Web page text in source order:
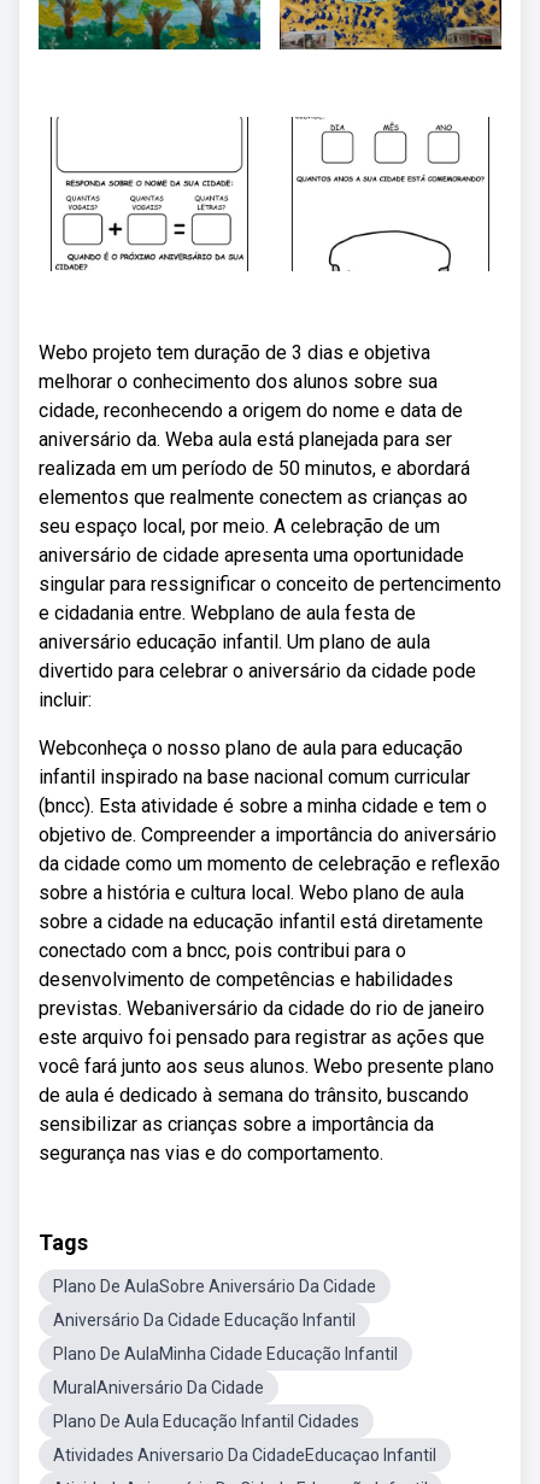
Webo projeto tem duração de 3 dias e objetiva
melhorar o conhecimento dos alunos sobre sua
cidade, reconhecendo a origem do nome e data de
aniversário da. Weba aula está planejada para ser
realizada em um período de 50 minutos, e abordará
elementos que realmente conectem as crianças ao
seu espaço local, por meio. A celebração de um
aniversário de cidade apresenta uma oportunidade
singular para ressignificar o conceito de pertencimento
e cidadania entre. Webplano de aula festa de
aniversário educação infantil. Um plano de aula
divertido para celebrar o aniversário da cidade pode
incluir:
Webconheça o nosso plano de aula para educação
infantil inspirado na base nacional comum curricular
(bncc). Esta atividade é sobre a minha cidade e tem o
objetivo de. Compreender a importância do aniversário
da cidade como um momento de celebração e reflexão
sobre a história e cultura local. Webo plano de aula
sobre a cidade na educação infantil está diretamente
conectado com a bncc, pois contribui para o
desenvolvimento de competências e habilidades
previstas. Webaniversário da cidade do rio de janeiro
este arquivo foi pensado para registrar as ações que
você fará junto aos seus alunos. Webo presente plano
de aula é dedicado à semana do trânsito, buscando
sensibilizar as crianças sobre a importância da
segurança nas vias e do comportamento.
Tags
Plano De AulaSobre Aniversário Da Cidade
Aniversário Da Cidade Educação Infantil
Plano De AulaMinha Cidade Educação Infantil
MuralAniversário Da Cidade
Plano De Aula Educação Infantil Cidades
Atividades Aniversario Da CidadeEducaçao Infantil